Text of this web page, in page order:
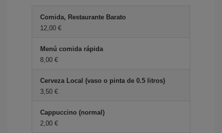
Comida, Restaurante Barato
12,00
Menú comida rápida
8,00
Cerveza Local (vaso o pinta de 0.5 litros)
3,50
Cappuccino (normal)
2,00